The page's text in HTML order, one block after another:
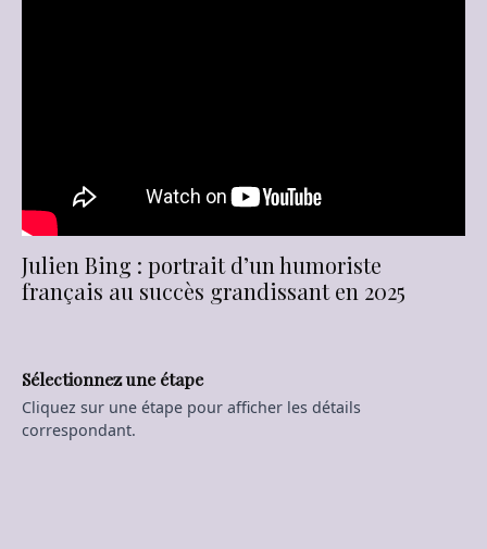
Julien Bing : portrait d’un humoriste
français au succès grandissant en 2025
Sélectionnez une étape
Cliquez sur une étape pour afficher les détails
correspondant.